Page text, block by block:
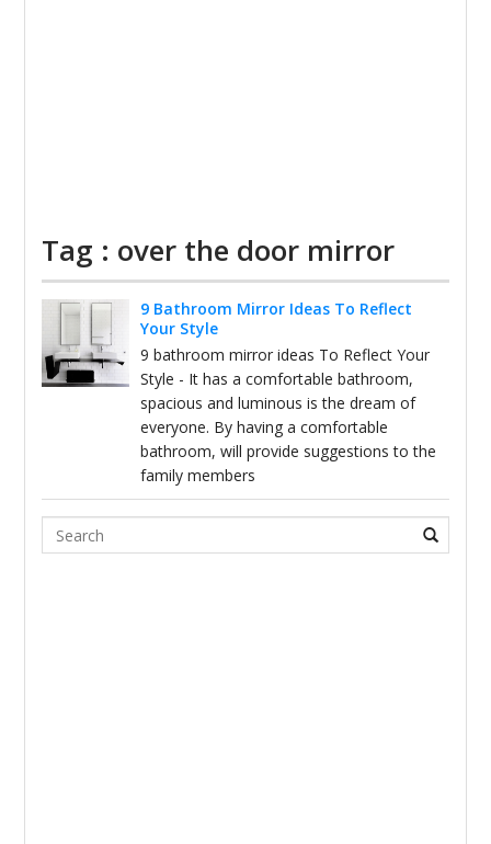
Tag : over the door mirror
9 Bathroom Mirror Ideas To Reflect
Your Style
9 bathroom mirror ideas To Reflect Your
Style - It has a comfortable bathroom,
spacious and luminous is the dream of
everyone. By having a comfortable
bathroom, will provide suggestions to the
family members
Search